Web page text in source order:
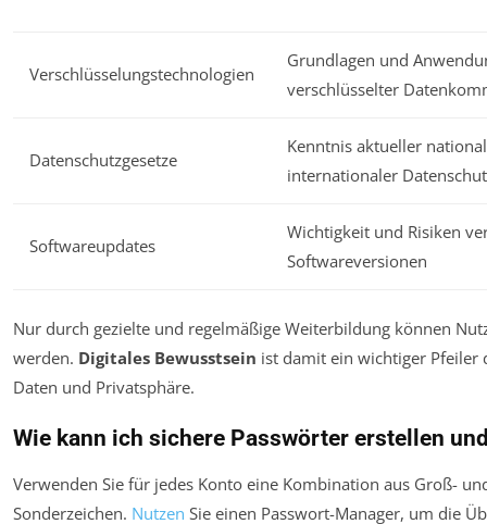
Verschlüsselungstechnologien
Grundlagen und
verschlüsselter
Datenschutzgesetze
Kenntnis aktueller
internationaler
Softwareupdates
Wichtigkeit und Risiken
Softwareversionen
Nur durch gezielte und regelmäßige Weiterbildung können
werden. Digitales Bewusstsein ist damit ein wichtiger Pfeiler
Daten und Privatsphäre.
Wie kann ich sichere Passwörter erstellen
Verwenden Sie für jedes Konto eine Kombination aus Groß-
Sonderzeichen. Nutzen Sie einen Passwort-Manager, um die